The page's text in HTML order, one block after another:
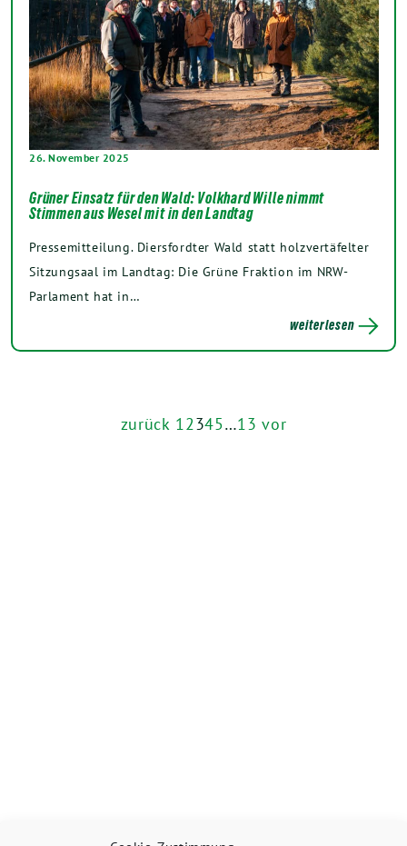
26. November 2025
Grüner Einsatz für den Wald: Volkhard Wille nimmt
Stimmen aus Wesel mit in den Landtag
Pressemitteilung. Diersfordter Wald statt holzvertäfelter
Sitzungsaal im Landtag: Die Grüne Fraktion im NRW-
Parlament hat in…
weiterlesen
zurück 12345…13 vor